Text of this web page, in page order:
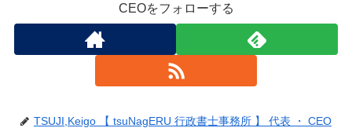
CEOをフォローする
TSUJI,Keigo 【 tsuNagERU 行政書士事務所 】 代表 ・ CEO